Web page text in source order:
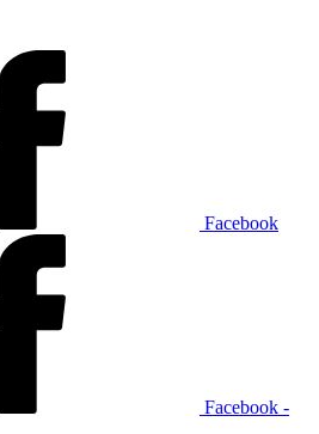
Facebook
Facebook -